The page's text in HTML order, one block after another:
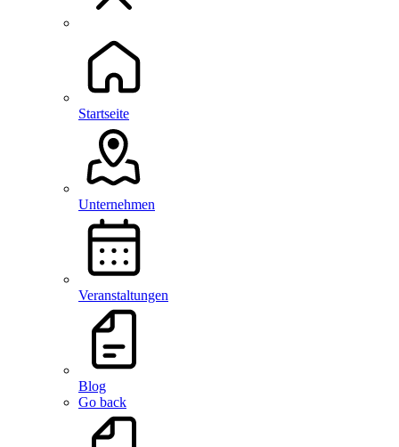
Startseite
Unternehmen
Veranstaltungen
Blog
Go back